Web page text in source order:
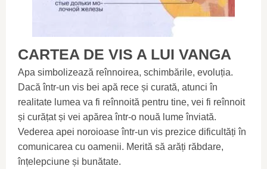
CARTEA DE VIS A LUI VANGA
Apa simbolizează reînnoirea, schimbările, evoluția.
Dacă într-un vis bei apă rece și curată, atunci în
realitate lumea va fi reînnoită pentru tine, vei fi reînnoit
și curățat și vei apărea într-o nouă lume înviată.
Vederea apei noroioase într-un vis prezice dificultăți în
comunicarea cu oamenii. Merită să arăți răbdare,
înțelepciune și bunătate.